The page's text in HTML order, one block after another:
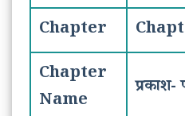
Chapter
Chapter
Name
प्रकाश-